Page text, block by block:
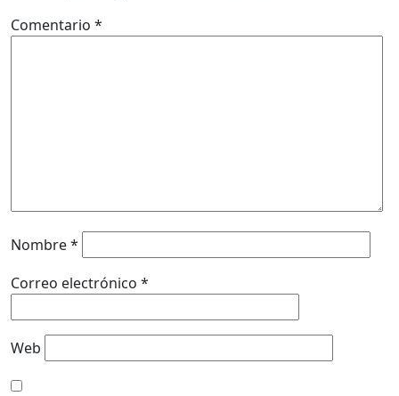
Comentario *
Nombre*
Correo electrónico *
Web